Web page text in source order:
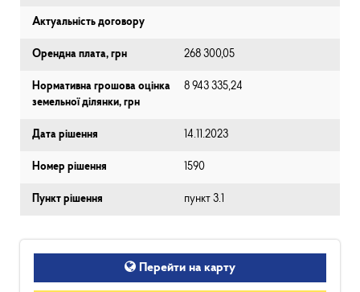
Актуальність договору
Орендна плата, грн 268 300,05
Нормативна грошова оцінка
земельної ділянки, грн
8 943 335,24
Дата рішення 14.11.2023
Номер рішення 1590
Пункт рішення пункт 3.1
Перейти на карту